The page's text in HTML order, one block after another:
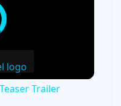
Trailer